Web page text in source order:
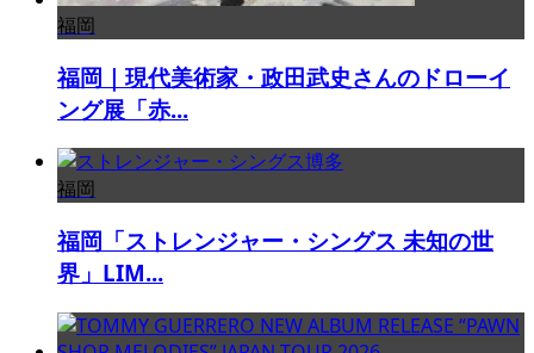
福岡
福岡｜現代美術家・政田武史さんのドローイ
ング展「赤...
福岡
福岡「ストレンジャー・シングス 未知の世
界」LIM...